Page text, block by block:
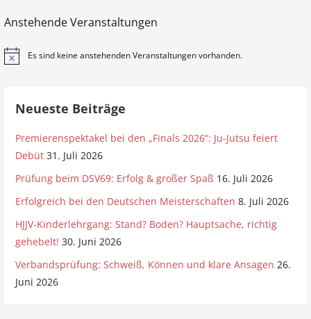
Anstehende Veranstaltungen
H
Es sind keine anstehenden Veranstaltungen vorhanden.
Neueste Beiträge
Premierenspektakel bei den „Finals 2026“: Ju-Jutsu feiert
Debüt 31. Juli 2026
Prüfung beim DSV69: Erfolg & großer Spaß 16. Juli 2026
Erfolgreich bei den Deutschen Meisterschaften 8. Juli 2026
HJJV-Kinderlehrgang: Stand? Boden? Hauptsache, richtig
gehebelt! 30. Juni 2026
Verbandsprüfung: Schweiß, Können und klare Ansagen 26.
Juni 2026